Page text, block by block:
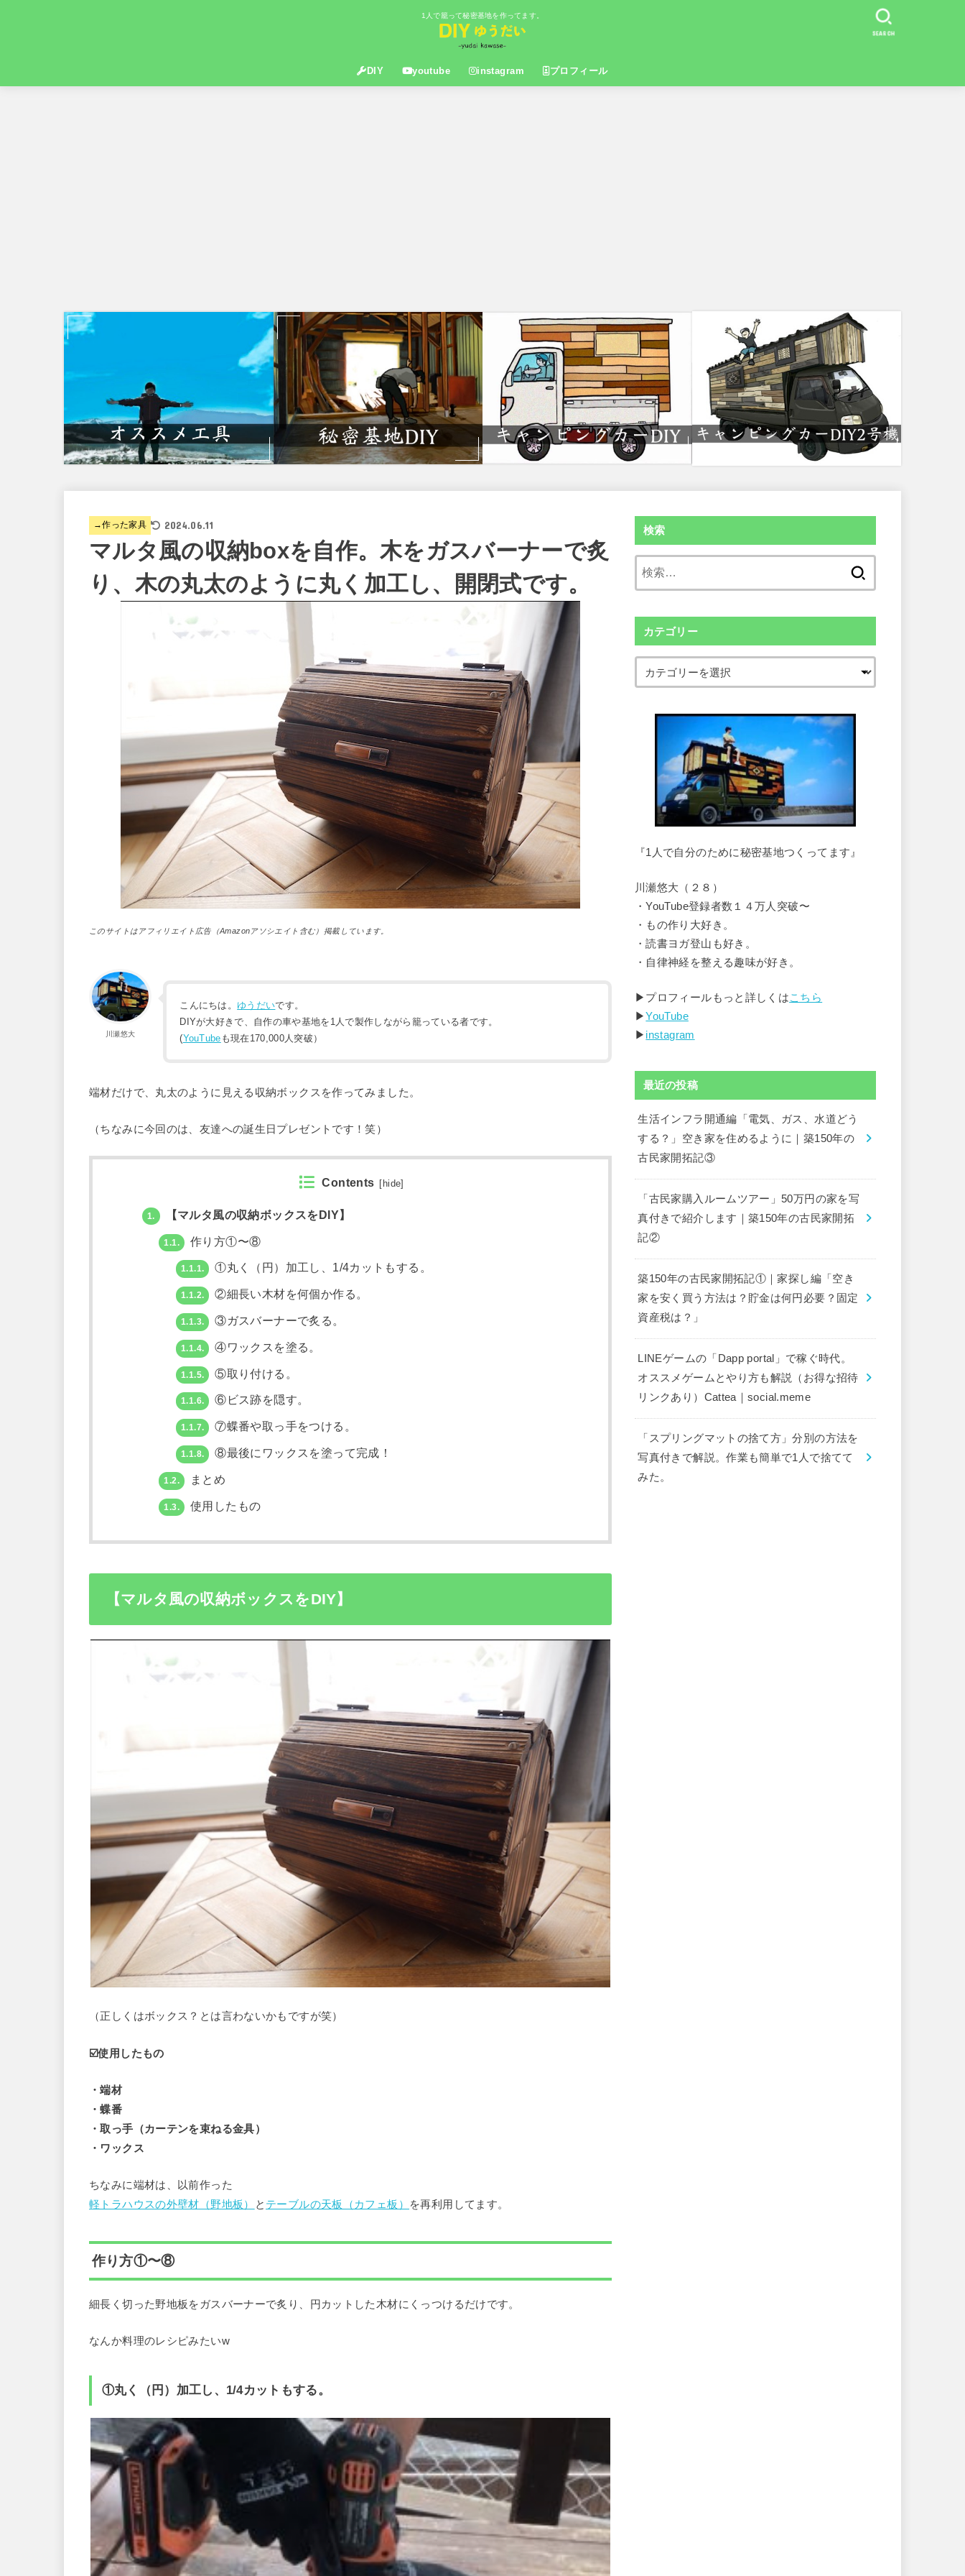
1人で籠って秘密基地を作ってます。
DIY youtube instagram プロフィール
SEARCH
→作った家具 2024.06.11
マルタ風の収納boxを自作。木をガスバーナーで炙
り、木の丸太のように丸く加工し、開閉式です。
このサイトはアフィリエイト広告（Amazonアソシエイト含む）掲載しています。
川瀬悠大
こんにちは。ゆうだいです。
DIYが大好きで、自作の車や基地を1人で製作しながら籠っている者です。
(YouTube も現在170,000人突破）
端材だけで、丸太のように見える収納ボックスを作ってみました。
（ちなみに今回のは、友達への誕生日プレゼントです！笑）
Contents hide
1. 【マルタ風の収納ボックスをDIY】
1.1. 作り方①〜⑧
1.1.1. ①丸く（円）加工し、1/4カットもする。
1.1.2. ②細長い木材を何個か作る。
1.1.3. ③ガスバーナーで炙る。
1.1.4. ④ワックスを塗る。
1.1.5. ⑤取り付ける。
1.1.6. ⑥ビス跡を隠す。
1.1.7. ⑦蝶番や取っ手をつける。
1.1.8. ⑧最後にワックスを塗って完成！
1.2. まとめ
1.3. 使用したもの
【マルタ風の収納ボックスをDIY】
（正しくはボックス？とは言わないかもですが笑）
☑️使用したもの
・端材
・蝶番
・取っ手（カーテンを束ねる金具）
・ワックス
ちなみに端材は、以前作った
軽トラハウスの外壁材（野地板）
と テーブルの天板（カフェ板） を再利用してます。
作り方①〜⑧
細長く切った野地板をガスバーナーで炙り、円カットした木材にくっつけるだけです。
なんか料理のレシピみたいw
①丸く（円）加工し、1/4カットもする。
検索
カテゴリー
『1人で自分のために秘密基地つくってます』
川瀬悠大（２８）
・YouTube登録者数１４万人突破〜
・もの作り大好き。
・読書ヨガ登山も好き。
・自律神経を整える趣味が好き。
▶︎プロフィールもっと詳しくはこちら
▶︎YouTube
▶︎ instagram
最近の投稿
生活インフラ開通編「電気、ガス、水道どう
する？」空き家を住めるように｜築150年の
古民家開拓記③
「古民家購入ルームツアー」50万円の家を写
真付きで紹介します｜築150年の古民家開拓
記②
築150年の古民家開拓記①｜家探し編「空き
家を安く買う方法は？貯金は何円必要？固定
資産税は？」
LINEゲームの「Dapp portal」で稼ぐ時代。
オススメゲームとやり方も解説（お得な招待
リンクあり）Cattea｜social.meme
「スプリングマットの捨て方」分別の方法を
写真付きで解説。作業も簡単で1人で捨てて
みた。